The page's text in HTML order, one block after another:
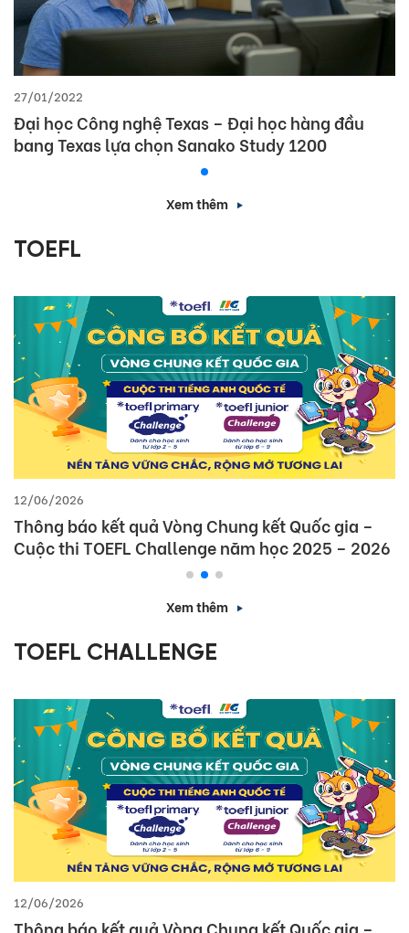
27/01/2022
Đại học Công nghệ Texas – Đại học hàng đầu
bang Texas lựa chọn Sanako Study 1200
Xem thêm
TOEFL
12/06/2026
Thông báo kết quả Vòng Chung kết Quốc gia –
Cuộc thi TOEFL Challenge năm học 2025 – 2026
Xem thêm
TOEFL CHALLENGE
12/06/2026
Thông báo kết quả Vòng Chung kết Quốc gia –